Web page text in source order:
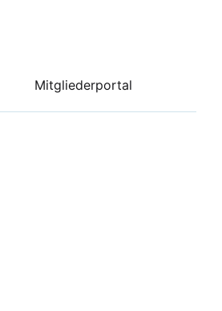
Mitgliederportal